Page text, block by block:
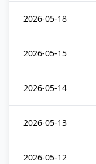
2026-05-18
2026-05-15
2026-05-14
2026-05-13
2026-05-12